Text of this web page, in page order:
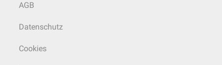
AGB
Datenschutz
Cookies